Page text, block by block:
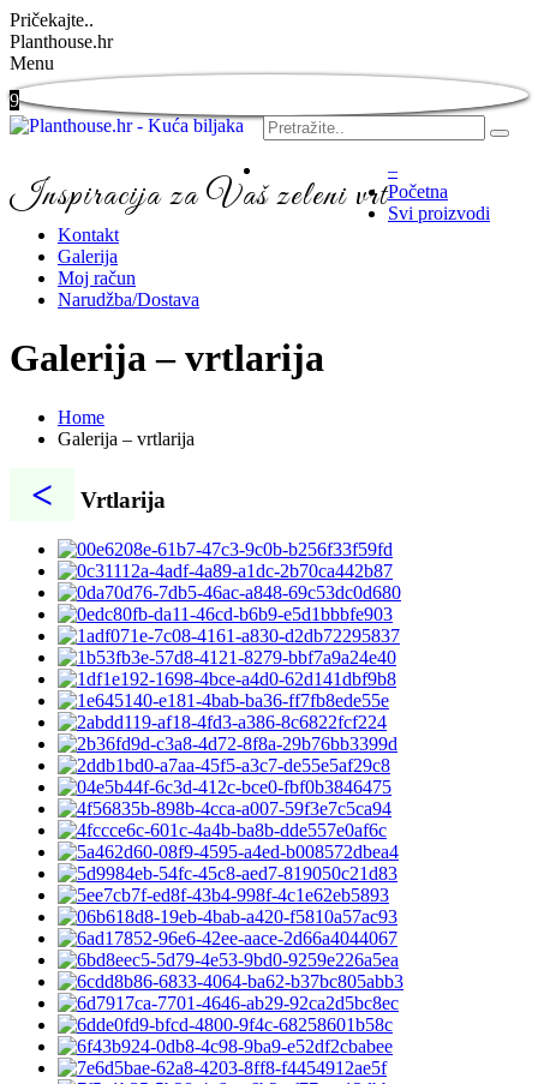
Pričekajte..
Planthouse.hr
Menu
9
Inspiracija za Vaš zeleni vrt
–
Početna
Svi proizvodi
Kontakt
Galerija
Moj račun
Narudžba/Dostava
Galerija – vrtlarija
Home
Galerija – vrtlarija
< Vrtlarija